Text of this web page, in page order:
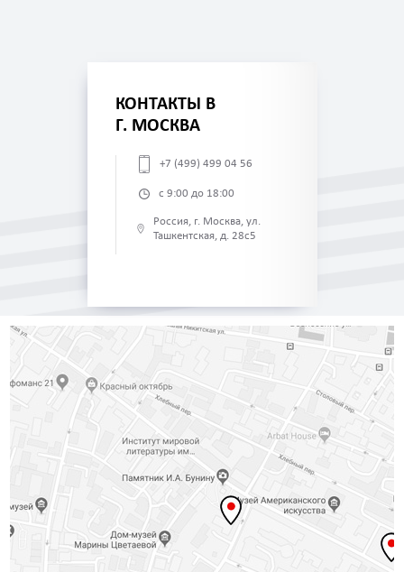
КОНТАКТЫ В
Г. МОСКВА
+7 (499) 499 04 56
с 9:00 до 18:00
Россия, г. Москва, ул.
Ташкентская, д. 28с5